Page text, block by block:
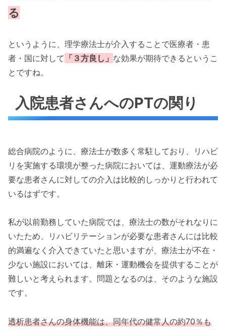
る
というように、理学療法士が介入することで医療者・患
者・国に対して 「３方良し」 な効果が期待できるというこ
とですね。
入院患者さんへのPTの関り
総合病院のように、療法士が数多く常駐しており、リハビ
リを実施する環境が整った病院においては、運動療法が必
要な患者さんに対しての介入は比較的しっかりと行われて
いるはずです。
私が以前勤務していた病院では、療法士の数がそれなりに
いたため、リハビリテーションが必要な患者さんには比較
的満遍なく介入できていたと思いますが、療法士が不在・
少ない施設においては、離床・運動機会を提供することが
難しいと考えられます。問題となるのは、そのような施設
です。
透析患者さんの身体機能は、同年代の健常人の約70％も